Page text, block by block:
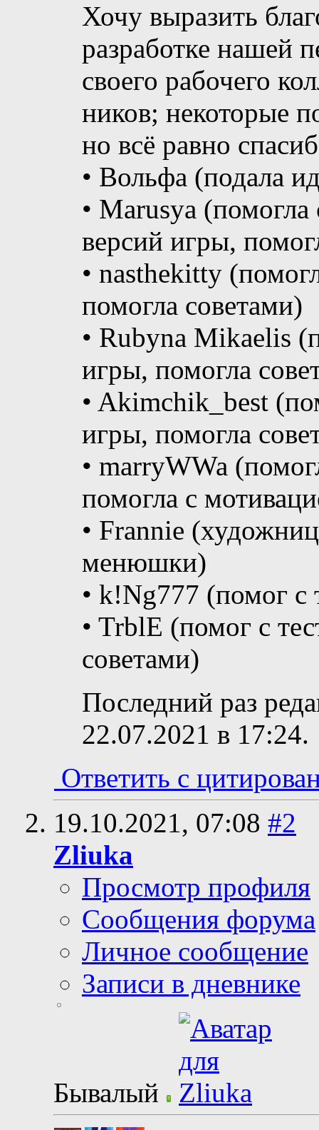
Хочу выразить
разработке нашей
своего рабочего
ников; некоторые
но всё равно
• Вольфа (подала
• Marusya
версий игры,
• nasthekitty
помогла советами)
• Rubyna Mikaelis
игры, помогла
• Akimchik_best
игры, помогла
• marryWWa
помогла с
• Frannie
менюшки)
• k!Ng777 (помог с
• TrblE (помог с
советами)
Последний раз
22.07.2021 в 17:24.
Ответить с
19.10.2021, 07:08 #2
Zliuka
Просмотр профиля
Сообщения форума
Личное сообщение
Записи в дневнике
Бывалый